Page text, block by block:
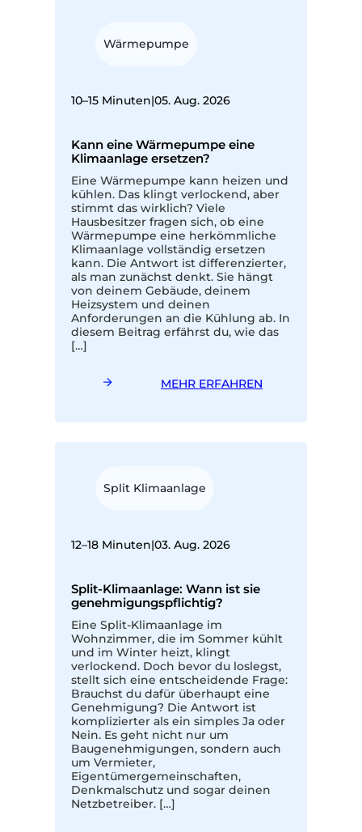
Wärmepumpe
10–15 Minuten|05. Aug. 2026
Kann eine Wärmepumpe eine
Klimaanlage ersetzen?
Eine Wärmepumpe kann heizen und
kühlen. Das klingt verlockend, aber
stimmt das wirklich? Viele
Hausbesitzer fragen sich, ob eine
Wärmepumpe eine herkömmliche
Klimaanlage vollständig ersetzen
kann. Die Antwort ist differenzierter,
als man zunächst denkt. Sie hängt
von deinem Gebäude, deinem
Heizsystem und deinen
Anforderungen an die Kühlung ab. In
diesem Beitrag erfährst du, wie das
[…]
MEHR ERFAHREN
Split Klimaanlage
12–18 Minuten|03. Aug. 2026
Split-Klimaanlage: Wann ist sie
genehmigungspflichtig?
Eine Split-Klimaanlage im
Wohnzimmer, die im Sommer kühlt
und im Winter heizt, klingt
verlockend. Doch bevor du loslegst,
stellt sich eine entscheidende Frage:
Brauchst du dafür überhaupt eine
Genehmigung? Die Antwort ist
komplizierter als ein simples Ja oder
Nein. Es geht nicht nur um
Baugenehmigungen, sondern auch
um Vermieter,
Eigentümergemeinschaften,
Denkmalschutz und sogar deinen
Netzbetreiber. […]